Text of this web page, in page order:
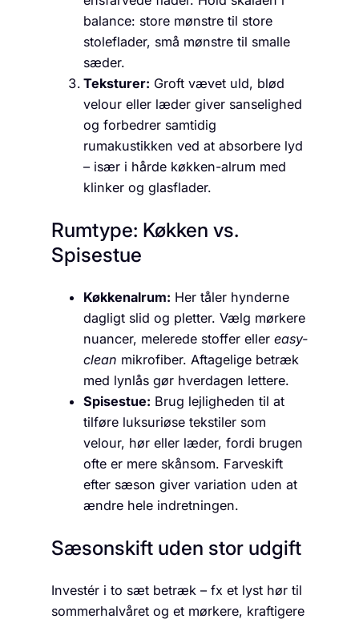
balance: store mønstre til store
stoleflader, små mønstre til smalle
sæder.
Teksturer: Groft vævet uld, blød
velour eller læder giver sanselighed
og forbedrer samtidig
rumakustikken ved at absorbere lyd
– især i hårde køkken-alrum med
klinker og glasflader.
Rumtype: Køkken vs.
Spisestue
Køkkenalrum: Her tåler hynderne
dagligt slid og pletter. Vælg mørkere
nuancer, melerede stoffer eller easy-
clean mikrofiber. Aftagelige betræk
med lynlås gør hverdagen lettere.
Spisestue: Brug lejligheden til at
tilføre luksuriøse tekstiler som
velour, hør eller læder, fordi brugen
ofte er mere skånsom. Farveskift
efter sæson giver variation uden at
ændre hele indretningen.
Sæsonskift uden stor udgift
Investér i to sæt betræk – fx et lyst hør til
sommerhalvåret og et mørkere, kraftigere